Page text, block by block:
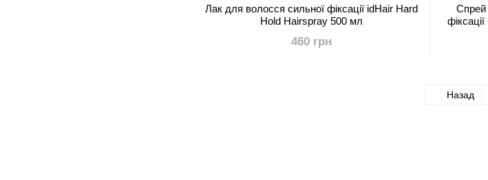
Лак для волосся сильної фіксації idHair Hard
Hold Hairspray 500 мл
460 грн
Спрей
Назад